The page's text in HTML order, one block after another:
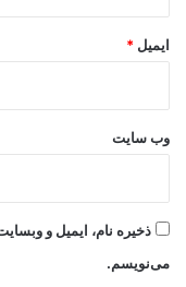
ایمیل *
وب‌ سایت
ذخیره نام، ایمیل و
می‌نویسم.